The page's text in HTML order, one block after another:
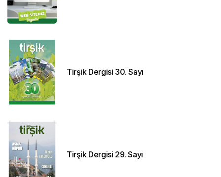
Tirşik Dergisi 30. Sayı
Tirşik Dergisi 29. Sayı